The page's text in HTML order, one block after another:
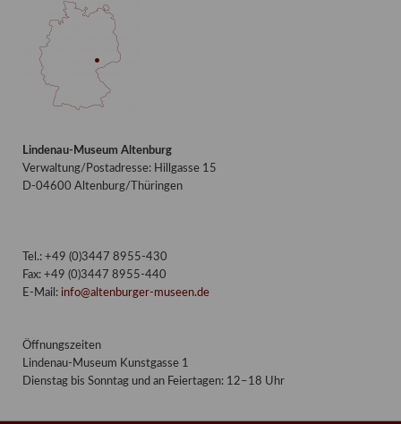
Lindenau-Museum Altenburg
Verwaltung/Postadresse: Hillgasse 15
D-04600 Altenburg/Thüringen
Tel.: +49 (0)3447 8955-430
Fax: +49 (0)3447 8955-440
E-Mail: info@altenburger-museen.de
Öffnungszeiten
Lindenau-Museum Kunstgasse 1
Dienstag bis Sonntag und an Feiertagen: 12–18 Uhr